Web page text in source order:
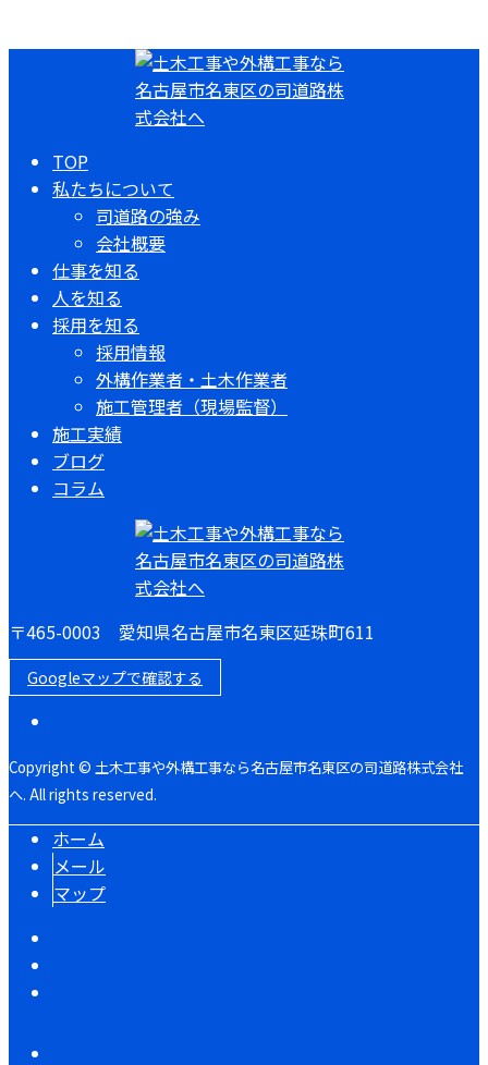
TOP
私たちについて
司道路の強み
会社概要
仕事を知る
人を知る
採用を知る
採用情報
外構作業者・土木作業者
施工管理者（現場監督）
施工実績
ブログ
コラム
〒465-0003 愛知県名古屋市名東区延珠町611
Googleマップで確認する
Copyright © 土木工事や外構工事なら名古屋市名東区の司道路株式会社
へ. All rights reserved.
ホーム
メール
マップ